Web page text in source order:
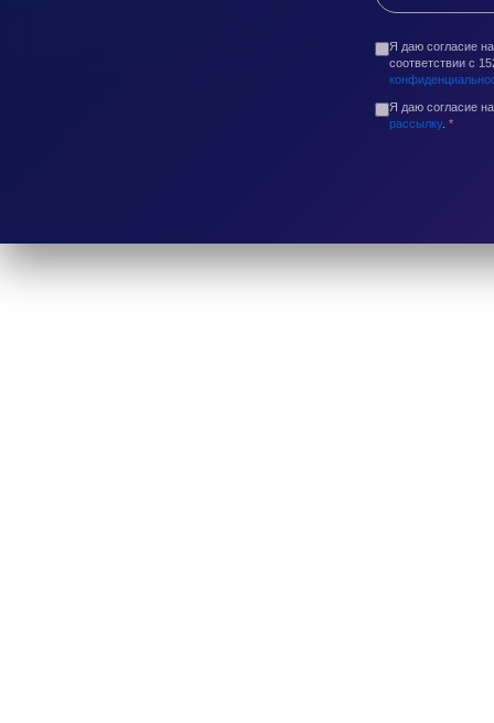
Я даю согласие
соответствии с
Я даю согласие
рассылку. *